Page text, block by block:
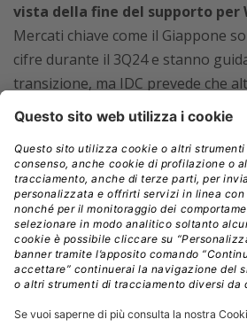
vista della fine del supporto per
Mercati chiave come il Giappone
cifre durante il 3Q24 e stanno
transizione, ma IDC prevede che
seguiranno l’esempio nei prossimi